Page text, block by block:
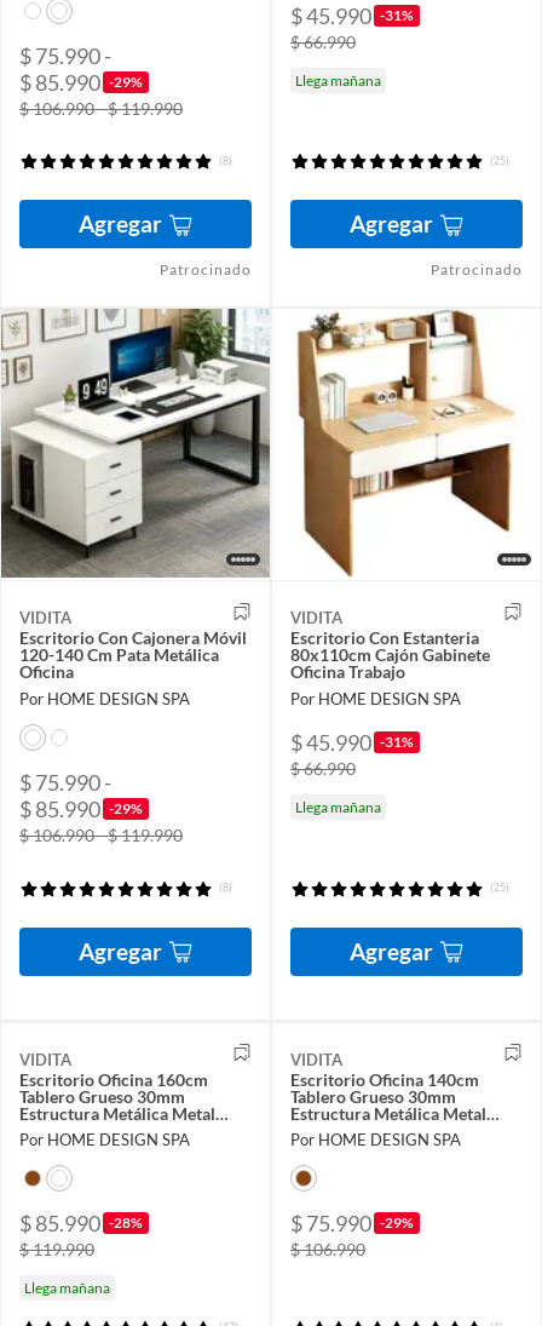
$ 75.990 -
$ 85.990 -29%
$ 106.990 - $ 119.990
(8)
Agregar
Patrocinado
$ 45.990 -31%
$ 66.990
Llega mañana
(25)
Agregar
Patrocinado
VIDITA
Escritorio Con Cajonera Móvil
120-140 Cm Pata Metálica
Oficina
Por HOME DESIGN SPA
$ 75.990 -
$ 85.990 -29%
$ 106.990 - $ 119.990
(8)
Agregar
VIDITA
Escritorio Con Estanteria
80x110cm Cajón Gabinete
Oficina Trabajo
Por HOME DESIGN SPA
$ 45.990 -31%
$ 66.990
Llega mañana
(25)
Agregar
VIDITA
Escritorio Oficina 160cm
Tablero Grueso 30mm
Estructura Metálica Metal
Madera
Por HOME DESIGN SPA
$ 85.990 -28%
$ 119.990
Llega mañana
VIDITA
Escritorio Oficina 140cm
Tablero Grueso 30mm
Estructura Metálica Metal
Madera
Por HOME DESIGN SPA
$ 75.990 -29%
$ 106.990